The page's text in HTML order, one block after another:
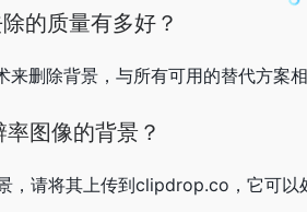
的质量有多好？
删除背景，与所有可用的替代方案相
图像的背景？
，请将其上传到clipdrop.co，它可